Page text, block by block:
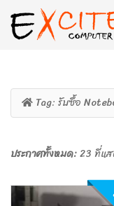
Tag: รับซื้อ
ประกาศทั้งหมด:23 ที่แ